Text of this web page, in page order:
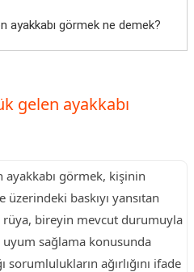
ayakkabı görmek ne demek?
gelen ayakkabı
ayakkabı görmek, kişinin
üzerindeki baskıyı yansıtan
bireyin mevcut durumuyla
sağlama konusunda
sorumlulukların ağırlığını ifade